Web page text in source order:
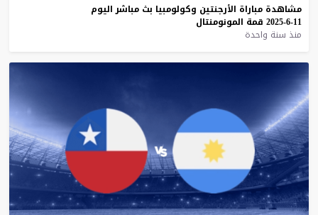
مشاهدة مباراة الأرجنتين وكولومبيا بث مباشر اليوم
11-6-2025
قمة المونومنتال
منذ سنة واحدة